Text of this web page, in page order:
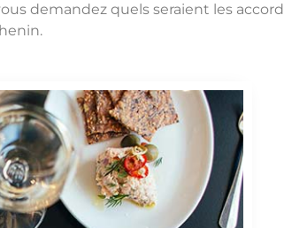
demandez quels seraient les